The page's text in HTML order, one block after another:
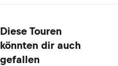
Diese Touren
könnten dir auch
gefallen